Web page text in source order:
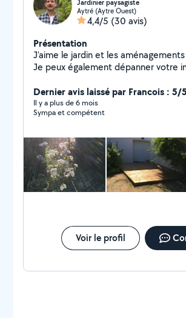
Jardinier paysagiste
Aytré (Aytre Ouest)
4,4/5 (30 avis)
Présentation
J'aime le jardin et les
Je peux également dépanner votre
aider les enfants dans les matières
Dernier avis laissé par Francois : 5/5
Il y a plus de 6 mois
Sympa et compétent
Voir le profil